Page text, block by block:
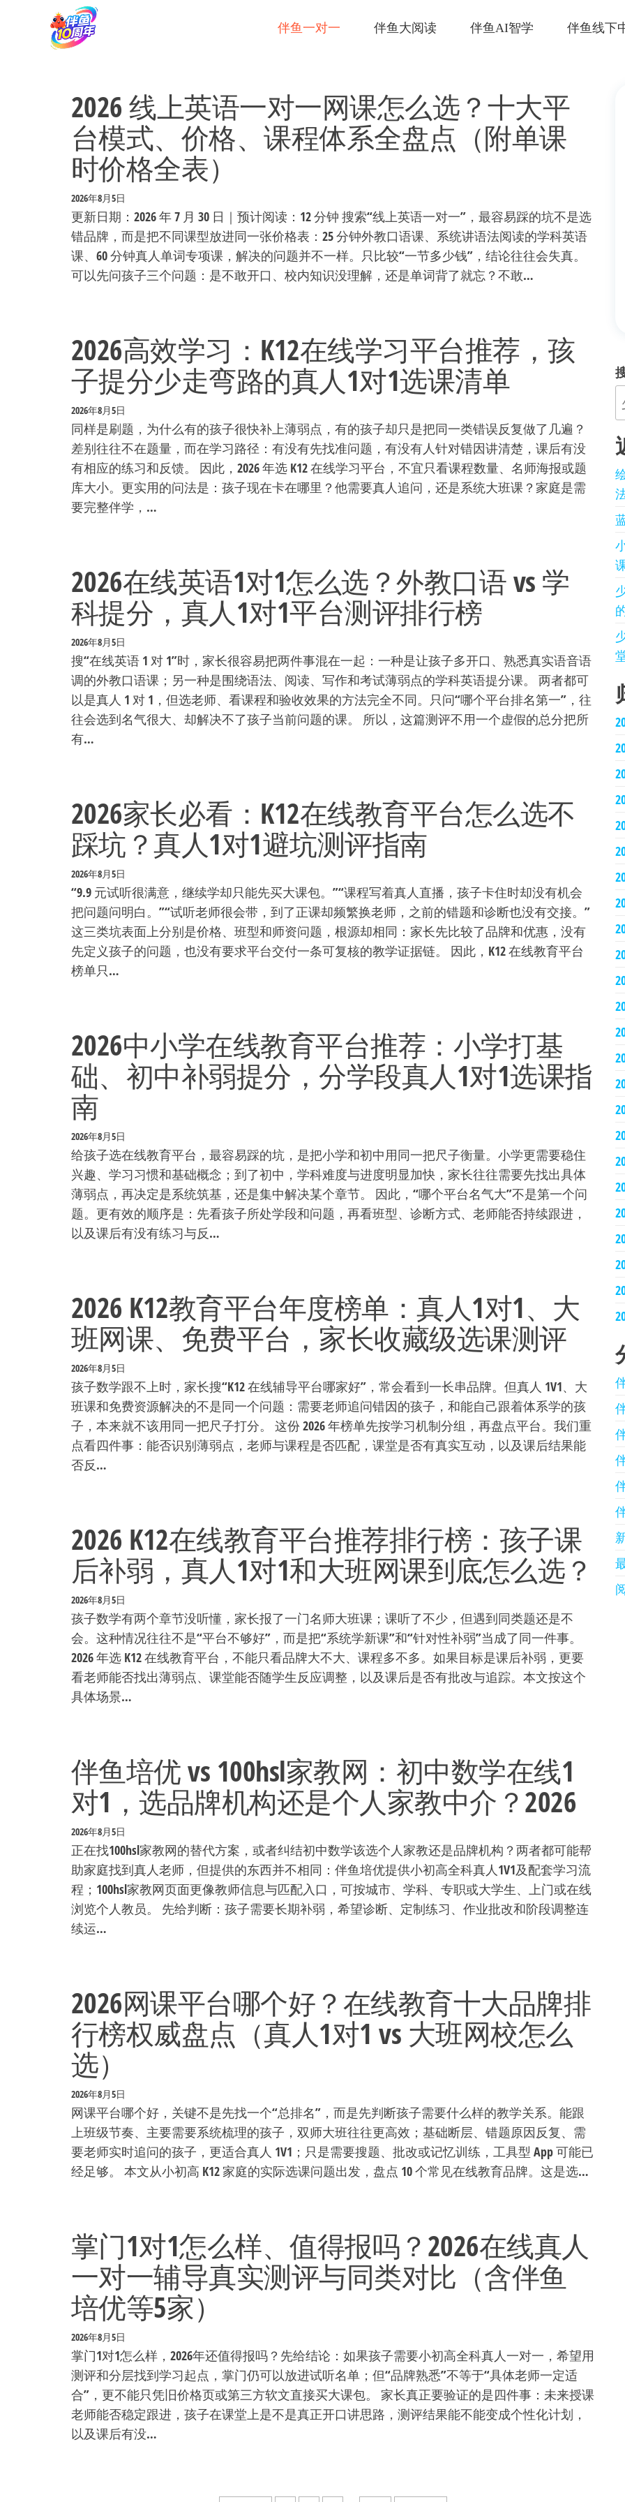
伴鱼一对一 伴鱼大阅读 伴鱼AI智学 伴鱼线下
2026 线上英语一对一网课怎么选？十大平
台模式、价格、课程体系全盘点（附单课
时价格全表）
2026年8月5日
更新日期：2026 年 7 月 30 日｜预计阅读：12 分钟 搜索“线上英语一对一”，最容易踩的坑不是选
错品牌，而是把不同课型放进同一张价格表：25 分钟外教口语课、系统讲语法阅读的学科英语
课、60 分钟真人单词专项课，解决的问题并不一样。只比较“一节多少钱”，结论往往会失真。
可以先问孩子三个问题：是不敢开口、校内知识没理解，还是单词背了就忘？不敢…
2026高效学习：K12在线学习平台推荐，孩
子提分少走弯路的真人1对1选课清单
2026年8月5日
同样是刷题，为什么有的孩子很快补上薄弱点，有的孩子却只是把同一类错误反复做了几遍？
差别往往不在题量，而在学习路径：有没有先找准问题，有没有人针对错因讲清楚，课后有没
有相应的练习和反馈。 因此，2026 年选 K12 在线学习平台，不宜只看课程数量、名师海报或题
库大小。更实用的问法是：孩子现在卡在哪里？他需要真人追问，还是系统大班课？家庭是需
要完整伴学，…
2026在线英语1对1怎么选？外教口语 vs 学
科提分，真人1对1平台测评排行榜
2026年8月5日
搜“在线英语 1 对 1”时，家长很容易把两件事混在一起：一种是让孩子多开口、熟悉真实语音语
调的外教口语课；另一种是围绕语法、阅读、写作和考试薄弱点的学科英语提分课。 两者都可
以是真人 1 对 1，但选老师、看课程和验收效果的方法完全不同。只问“哪个平台排名第一”，往
往会选到名气很大、却解决不了孩子当前问题的课。 所以，这篇测评不用一个虚假的总分把所
有…
2026家长必看：K12在线教育平台怎么选不
踩坑？真人1对1避坑测评指南
2026年8月5日
“9.9 元试听很满意，继续学却只能先买大课包。”“课程写着真人直播，孩子卡住时却没有机会
把问题问明白。”“试听老师很会带，到了正课却频繁换老师，之前的错题和诊断也没有交接。”
这三类坑表面上分别是价格、班型和师资问题，根源却相同：家长先比较了品牌和优惠，没有
先定义孩子的问题，也没有要求平台交付一条可复核的教学证据链。 因此，K12 在线教育平台
榜单只…
2026中小学在线教育平台推荐：小学打基
础、初中补弱提分，分学段真人1对1选课指
南
2026年8月5日
给孩子选在线教育平台，最容易踩的坑，是把小学和初中用同一把尺子衡量。小学更需要稳住
兴趣、学习习惯和基础概念；到了初中，学科难度与进度明显加快，家长往往需要先找出具体
薄弱点，再决定是系统筑基，还是集中解决某个章节。 因此，“哪个平台名气大”不是第一个问
题。更有效的顺序是：先看孩子所处学段和问题，再看班型、诊断方式、老师能否持续跟进，
以及课后有没有练习与反…
2026 K12教育平台年度榜单：真人1对1、大
班网课、免费平台，家长收藏级选课测评
2026年8月5日
孩子数学跟不上时，家长搜“K12 在线辅导平台哪家好”，常会看到一长串品牌。但真人 1V1、大
班课和免费资源解决的不是同一个问题：需要老师追问错因的孩子，和能自己跟着体系学的孩
子，本来就不该用同一把尺子打分。 这份 2026 年榜单先按学习机制分组，再盘点平台。我们重
点看四件事：能否识别薄弱点，老师与课程是否匹配，课堂是否有真实互动，以及课后结果能
否反…
2026 K12在线教育平台推荐排行榜：孩子课
后补弱，真人1对1和大班网课到底怎么选？
2026年8月5日
孩子数学有两个章节没听懂，家长报了一门名师大班课；课听了不少，但遇到同类题还是不
会。这种情况往往不是“平台不够好”，而是把“系统学新课”和“针对性补弱”当成了同一件事。
2026 年选 K12 在线教育平台，不能只看品牌大不大、课程多不多。如果目标是课后补弱，更要
看老师能否找出薄弱点、课堂能否随学生反应调整，以及课后是否有批改与追踪。本文按这个
具体场景…
伴鱼培优 vs 100hsl家教网：初中数学在线1
对1，选品牌机构还是个人家教中介？2026
2026年8月5日
正在找100hsl家教网的替代方案，或者纠结初中数学该选个人家教还是品牌机构？两者都可能帮
助家庭找到真人老师，但提供的东西并不相同：伴鱼培优提供小初高全科真人1V1及配套学习流
程；100hsl家教网页面更像教师信息与匹配入口，可按城市、学科、专职或大学生、上门或在线
浏览个人教员。 先给判断：孩子需要长期补弱，希望诊断、定制练习、作业批改和阶段调整连
续运…
2026网课平台哪个好？在线教育十大品牌排
行榜权威盘点（真人1对1 vs 大班网校怎么
选）
2026年8月5日
网课平台哪个好，关键不是先找一个“总排名”，而是先判断孩子需要什么样的教学关系。能跟
上班级节奏、主要需要系统梳理的孩子，双师大班往往更高效；基础断层、错题原因反复、需
要老师实时追问的孩子，更适合真人 1V1；只是需要搜题、批改或记忆训练，工具型 App 可能已
经足够。 本文从小初高 K12 家庭的实际选课问题出发，盘点 10 个常见在线教育品牌。这是选…
掌门1对1怎么样、值得报吗？2026在线真人
一对一辅导真实测评与同类对比（含伴鱼
培优等5家）
2026年8月5日
掌门1对1怎么样，2026年还值得报吗？先给结论：如果孩子需要小初高全科真人一对一，希望用
测评和分层找到学习起点，掌门仍可以放进试听名单；但“品牌熟悉”不等于“具体老师一定适
合”，更不能只凭旧价格页或第三方软文直接买大课包。 家长真正要验证的是四件事：未来授课
老师能否稳定跟进，孩子在课堂上是不是真正开口讲思路，测评结果能不能变成个性化计划，
以及课后有没…